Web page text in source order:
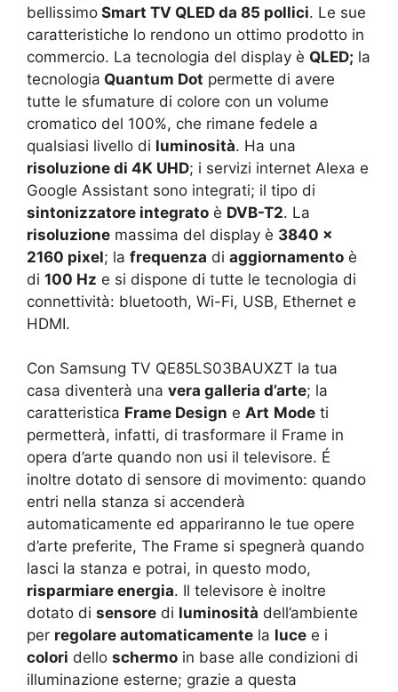
bellissimo Smart TV QLED da 85 pollici. Le sue
caratteristiche lo rendono un ottimo prodotto in
commercio. La tecnologia del display è QLED; la
tecnologia Quantum Dot permette di avere
tutte le sfumature di colore con un volume
cromatico del 100%, che rimane fedele a
qualsiasi livello di luminosità. Ha una
risoluzione di 4K UHD; i servizi internet Alexa e
Google Assistant sono integrati; il tipo di
sintonizzatore integrato è DVB-T2. La
risoluzione massima del display è 3840 ×
2160 pixel; la frequenza di aggiornamento è
di 100 Hz e si dispone di tutte le tecnologia di
connettività: bluetooth, Wi-Fi, USB, Ethernet e
HDMI.
Con Samsung TV QE85LS03BAUXZT la tua
casa diventerà una vera galleria d’arte; la
caratteristica Frame Design e Art Mode ti
permetterà, infatti, di trasformare il Frame in
opera d’arte quando non usi il televisore. É
inoltre dotato di sensore di movimento: quando
entri nella stanza si accenderà
automaticamente ed appariranno le tue opere
d’arte preferite, The Frame si spegnerà quando
lasci la stanza e potrai, in questo modo,
risparmiare energia. Il televisore è inoltre
dotato di sensore di luminosità dell’ambiente
per regolare automaticamente la luce e i
colori dello schermo in base alle condizioni di
illuminazione esterne; grazie a questa